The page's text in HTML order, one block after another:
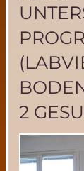
2